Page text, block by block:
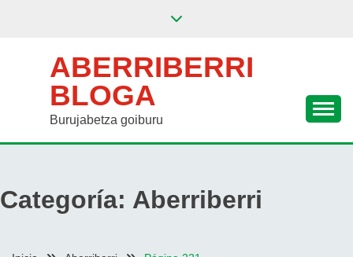
ABERRIBERRI
BLOGA
Burujabetza goiburu
Categoría: Aberriberri